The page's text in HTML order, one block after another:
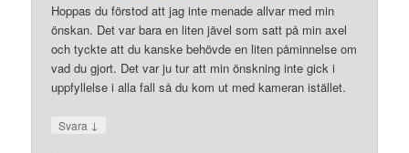
Hoppas du förstod att jag inte menade allvar med min
önskan. Det var bara en liten jävel som satt på min axel
och tyckte att du kanske behövde en liten påminnelse om
vad du gjort. Det var ju tur att min önskning inte gick i
uppfyllelse i alla fall så du kom ut med kameran istället.
Svara ↓